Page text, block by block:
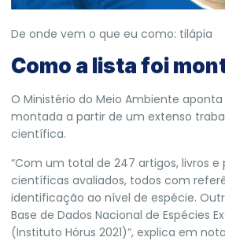
De onde vem o que eu como: tilápia
Como a lista foi
O Ministério do Meio Ambiente
montada a partir de um extenso
científica.
“Com um total de 247 artigos, livros e
científicas avaliados, todos com
identificação ao nível de espécie.
Base de Dados Nacional de Espécies
(Instituto Hórus 2021)”, explica em